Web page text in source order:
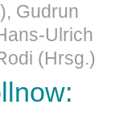
Gudrun
Ulrich
(Hrsg.)